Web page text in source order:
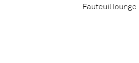
Fauteuil lounge